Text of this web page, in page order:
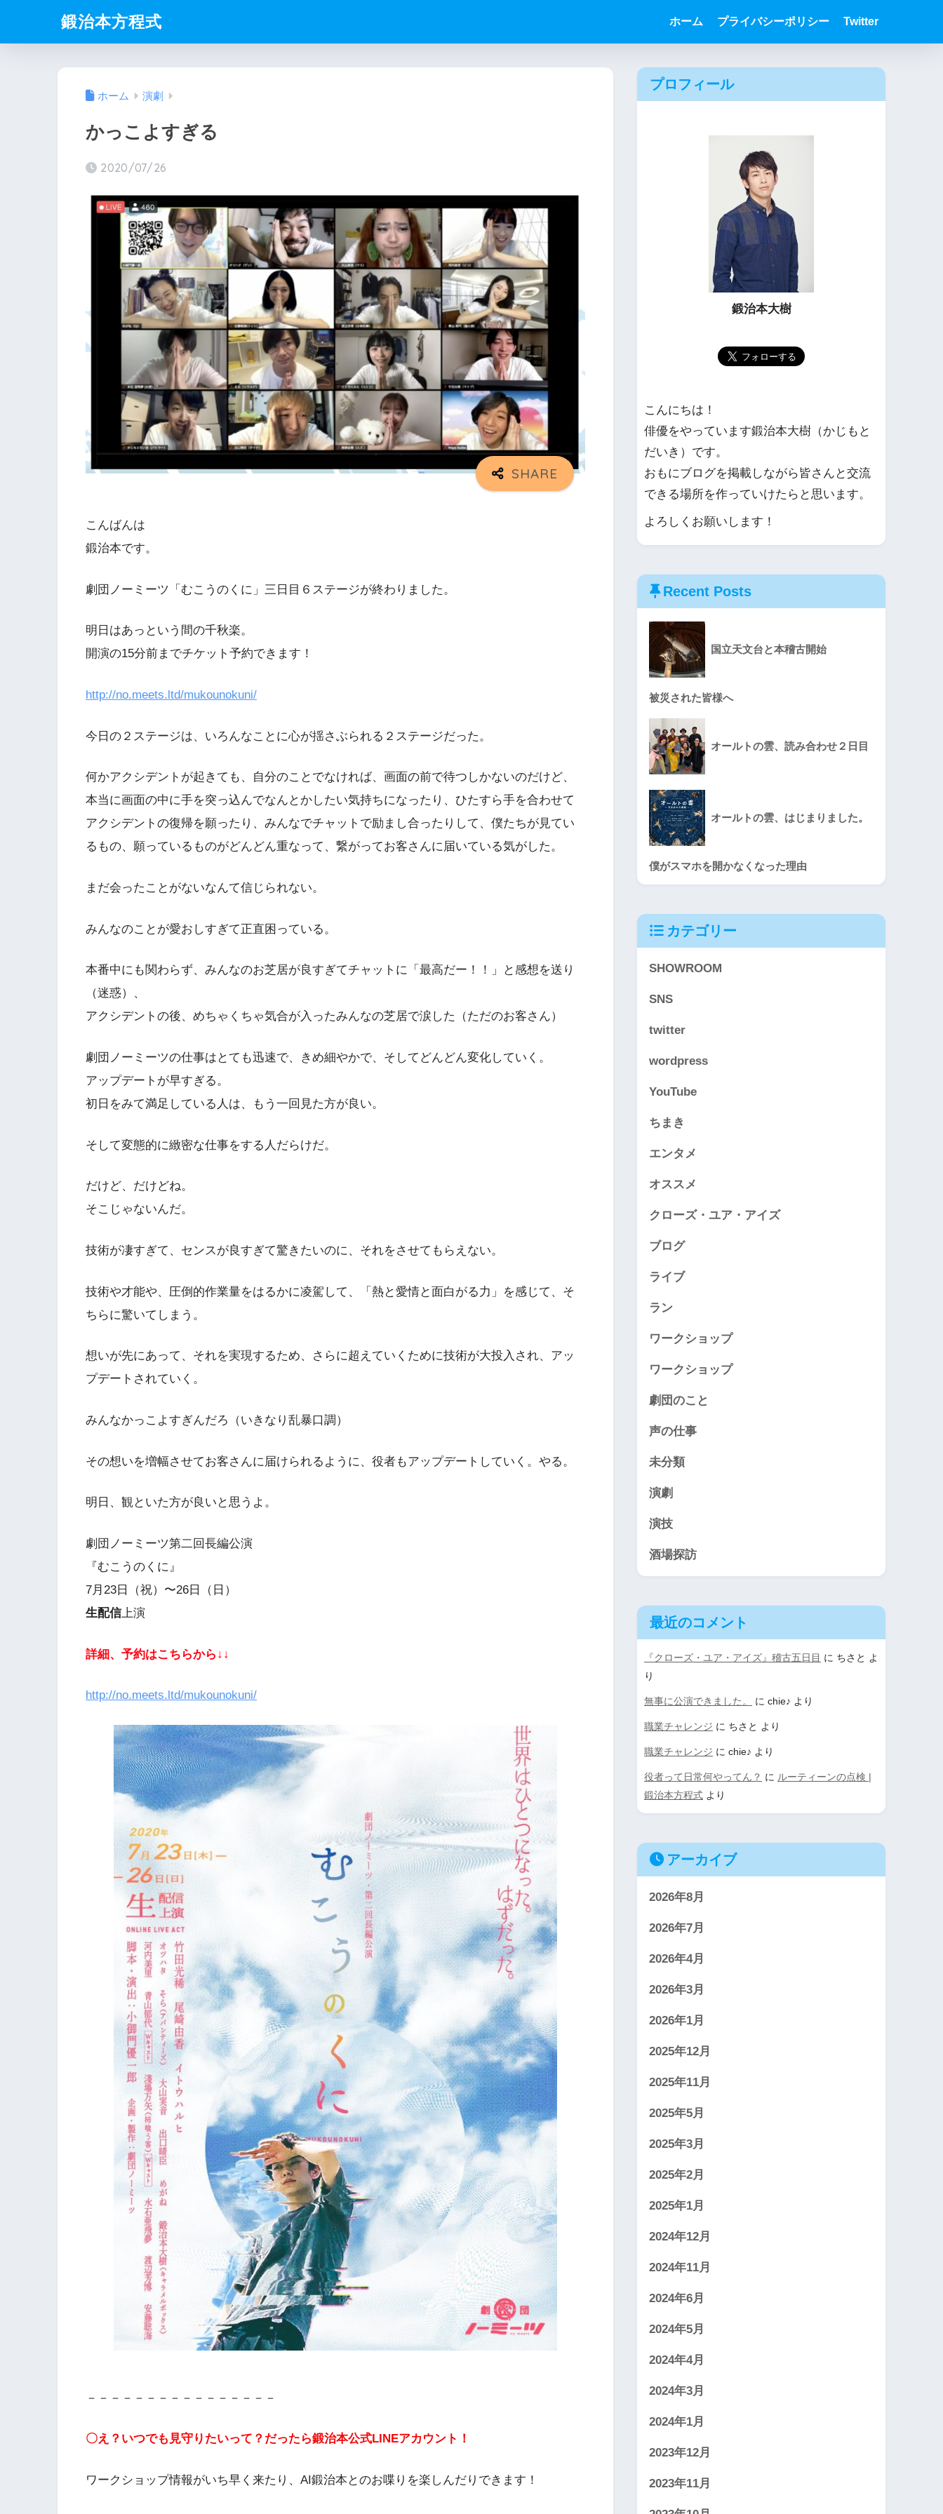
鍛治本方程式 ホーム プライバシーポリシー Twitter
ホーム 演劇
かっこよすぎる
2020/07/26
こんばんは
鍛治本です。
劇団ノーミーツ「むこうのくに」三日目６ステージが終わりました。
明日はあっという間の千秋楽。
開演の15分前までチケット予約できます！
http://no.meets.ltd/mukounokuni/
今日の２ステージは、いろんなことに心が揺さぶられる２ステージだった。
何かアクシデントが起きても、自分のことでなければ、画面の前で待つしかないのだけど、
本当に画面の中に手を突っ込んでなんとかしたい気持ちになったり、ひたすら手を合わせて
アクシデントの復帰を願ったり、みんなでチャットで励まし合ったりして、僕たちが見てい
るもの、願っているものがどんどん重なって、繋がってお客さんに届いている気がした。
まだ会ったことがないなんて信じられない。
みんなのことが愛おしすぎて正直困っている。
本番中にも関わらず、みんなのお芝居が良すぎてチャットに「最高だー！！」と感想を送り
（迷惑）、
アクシデントの後、めちゃくちゃ気合が入ったみんなの芝居で涙した（ただのお客さん）
劇団ノーミーツの仕事はとても迅速で、きめ細やかで、そしてどんどん変化していく。
アップデートが早すぎる。
初日をみて満足している人は、もう一回見た方が良い。
そして変態的に緻密な仕事をする人だらけだ。
だけど、だけどね。
そこじゃないんだ。
技術が凄すぎて、センスが良すぎて驚きたいのに、それをさせてもらえない。
技術や才能や、圧倒的作業量をはるかに凌駕して、「熱と愛情と面白がる力」を感じて、そ
ちらに驚いてしまう。
想いが先にあって、それを実現するため、さらに超えていくために技術が大投入され、アッ
プデートされていく。
みんなかっこよすぎんだろ（いきなり乱暴口調）
その想いを増幅させてお客さんに届けられるように、役者もアップデートしていく。やる。
明日、観といた方が良いと思うよ。
劇団ノーミーツ第二回長編公演
『むこうのくに』
7月23日（祝）〜26日（日）
生配信上演
詳細、予約はこちらから↓↓
http://no.meets.ltd/mukounokuni/
－－－－－－－－－－－－－－－－
〇え？いつでも見守りたいって？だったら鍛治本公式LINEアカウント！
ワークショップ情報がいち早く来たり、AI鍛治本とのお喋りを楽しんだりできます！
プロフィール
鍛治本大樹
こんにちは！
俳優をやっています鍛治本大樹（かじもと
だいき）です。
おもにブログを掲載しながら皆さんと交流
できる場所を作っていけたらと思います。
よろしくお願いします！
Recent Posts
国立天文台と本稽古開始
被災された皆様へ
オールトの雲、読み合わせ２日目
オールトの雲、はじまりました。
僕がスマホを開かなくなった理由
カテゴリー
SHOWROOM
SNS
twitter
wordpress
YouTube
ちまき
エンタメ
オススメ
クローズ・ユア・アイズ
ブログ
ライブ
ラン
ワークショップ
ワークショップ
劇団のこと
声の仕事
未分類
演劇
演技
酒場探訪
最近のコメント
『クローズ・ユア・アイズ』稽古五日目 に ちさと よ
り
無事に公演できました。 に chie♪ より
職業チャレンジ に ちさと より
職業チャレンジ に chie♪ より
役者って日常何やってん？ に ルーティーンの点検 |
鍛治本方程式 より
アーカイブ
2026年8月
2026年7月
2026年4月
2026年3月
2026年1月
2025年12月
2025年11月
2025年5月
2025年3月
2025年2月
2025年1月
2024年12月
2024年11月
2024年6月
2024年5月
2024年4月
2024年3月
2024年1月
2023年12月
2023年11月